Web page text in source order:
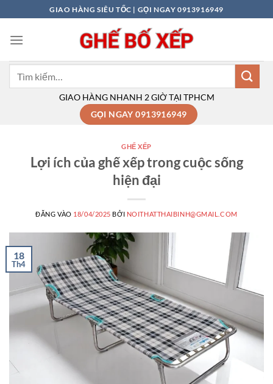
qua
nội
GIAO HÀNG SIÊU TỐC | GỌI NGAY 0913916949
GIAO HÀNG NHANH 2 GIỜ TẠI TPHCM
GỌI NGAY 0913916949
GHẾ XẾP
Lợi ích của ghế xếp trong cuộc sống
hiện đại
ĐĂNG VÀO 18/04/2025 BỞI NOITHATTHAIBINH@GMAIL.COM
18
Th4